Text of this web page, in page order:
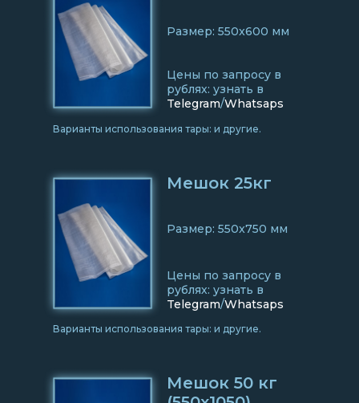
Цены по запросу в
рублях: узнать в
Telegram/Whatsaps
Варианты использования тары: и другие.
Размер: 550x600 мм
Цены по запросу в
рублях: узнать в
Telegram/Whatsaps
Мешок 25кг
Варианты использования тары: и другие.
Размер: 550x750 мм
Мешок 50 кг